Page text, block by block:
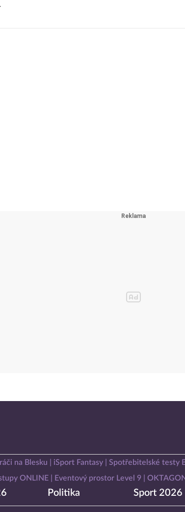
na Blesku iSport Fantasy Spotřebitelské testy
ONLINE Eventový prostor Level 9
Politika Sport 2026